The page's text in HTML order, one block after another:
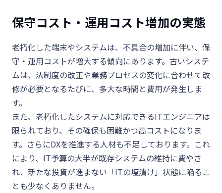
保守コスト・運用コスト増加の実態
老朽化した端末やシステムは、不具合の増加に伴い、保
守・運用コストが増大する傾向にあります。古いシステ
ムは、法制度の改正や業務プロセスの変化に合わせて改
修が必要となるたびに、多大な時間と費用が発生しま
す。
また、老朽化したシステムに対応できるITエンジニアは
限られており、その確保も困難かつ高コストになりま
す。さらにDXを推進する人材も不足しております。これ
により、 IT予算の大半が既存システムの維持に費やさ
れ、新たな投資が進まない「ITの塩漬け」状態に陥るこ
とも少なくありません。